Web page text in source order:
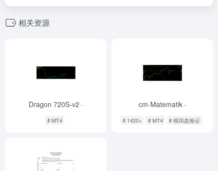
相关资源
Dragon 720S-v2 -
# MT4
cm-Matematik-
# 1420+ # MT4 # 模拟盘验证